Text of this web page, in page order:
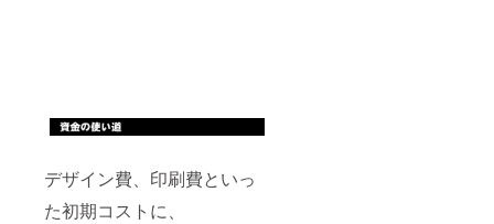
デザイン費、印刷費といっ
た初期コストに、